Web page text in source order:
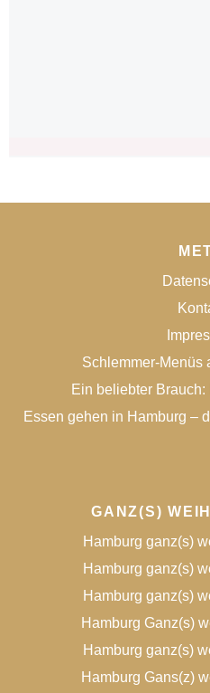
Schlemmer-Menüs
Ein beliebter
Essen gehen in Hamburg –
GANZ(S)
Hamburg ganz(s)
Hamburg ganz(s)
Hamburg ganz(s)
Hamburg Ganz(s)
Hamburg ganz(s)
Hamburg Gans(z)